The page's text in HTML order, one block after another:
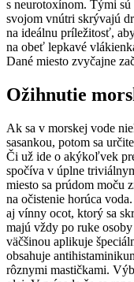
s neurotoxínom. Tými sú
svojom vnútri skrývajú
na ideálnu príležitosť,
na obeť lepkavé
Dané miesto zvyčajne
Ožihnutie
Ak sa v morskej vode
sasankou, potom sa
Či už ide o akýkoľvek
spočíva v úplne
miesto sa prúdom moču
na očistenie horúca
aj vínny ocot, ktorý sa
majú vždy po ruke
väčšinou aplikuje
obsahuje
rôznymi mastičkami.